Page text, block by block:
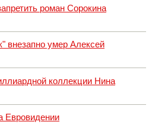
роман Сорокина
внезапно умер Алексей
коллекции Нина
Евровидении